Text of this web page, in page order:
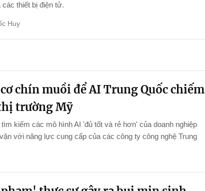
các thiết bị điện tử.
Huy
chín muồi để AI Trung Quốc chiếm
trường Mỹ
kiếm các mô hình AI 'đủ tốt và rẻ hơn' của doanh nghiệp
với năng lực cung cấp của các công ty công nghệ Trung